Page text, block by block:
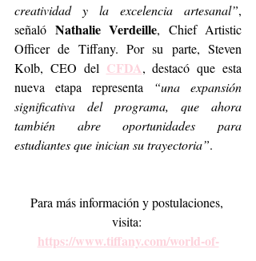
creatividad y la excelencia artesanal”,
señaló Nathalie Verdeille, Chief Artistic
Officer de Tiffany. Por su parte, Steven
Kolb, CEO del CFDA, destacó que esta
nueva etapa representa “una expansión
significativa del programa, que ahora
también abre oportunidades para
estudiantes que inician su trayectoria”.
Para más información y postulaciones,
visita:
https://www.tiffany.com/world-of-